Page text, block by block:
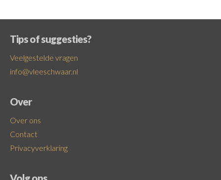
Tips of suggesties?
Veelgestelde vragen
info@vleeschwaar.nl
Over
Over ons
Contact
Privacyverklaring